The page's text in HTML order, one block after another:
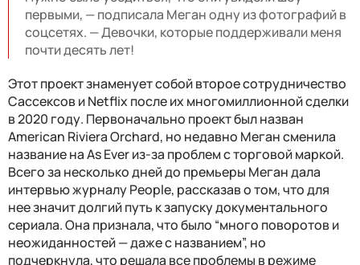
первыми, — подписала Меган одну из фотографий в
соцсетях. — Девочки, которые поддерживали меня
почти десять лет!
Этот проект знаменует собой второе сотрудничество
Сассексов и Netflix после их многомиллионной сделки
в 2020 году. Первоначально проект был назван
American Riviera Orchard, но недавно Меган сменила
название на As Ever из-за проблем с торговой маркой.
Всего за несколько дней до премьеры Меган дала
интервью журналу People, рассказав о том, что для
нее значит долгий путь к запуску документального
сериала. Она признала, что было “много поворотов и
неожиданностей — даже с названием”, но
подчеркнула, что решала все проблемы в режиме